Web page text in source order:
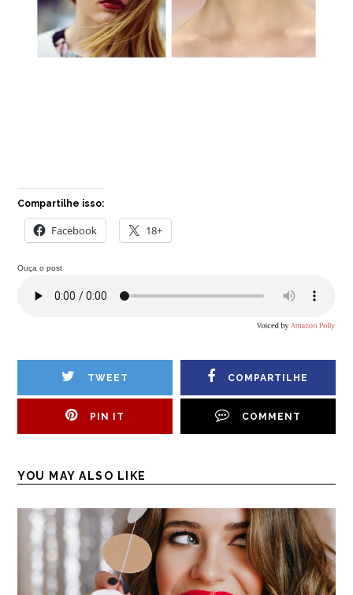
Compartilhe isso:
Facebook 18+
Ouça o post
TWEET COMPARTILHE
PIN IT COMMENT
YOU MAY ALSO LIKE